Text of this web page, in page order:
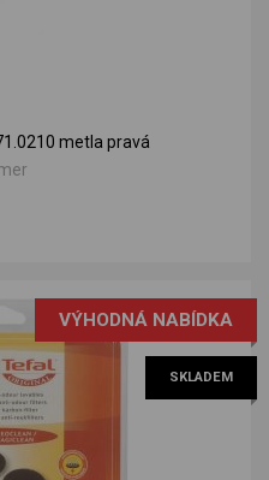
metla pravá
VÝHODNÁ NABÍDKA
SKLADEM